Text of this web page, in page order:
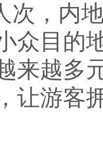
次，内
众目的
来越多
让游客